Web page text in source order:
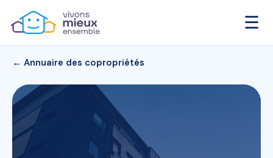
☰
← Annuaire des copropriétés